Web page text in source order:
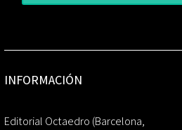
INFORMACIÓN
Editorial Octaedro (Barcelona,